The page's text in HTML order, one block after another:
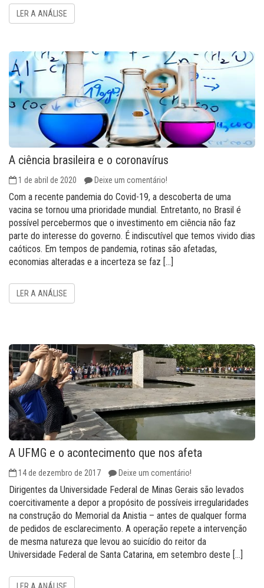
LER A ANÁLISE
A ciência brasileira e o coronavírus
1 de abril de 2020 Deixe um comentário!
Com a recente pandemia do Covid-19, a descoberta de uma
vacina se tornou uma prioridade mundial. Entretanto, no Brasil é
possível percebermos que o investimento em ciência não faz
parte do interesse do governo. É indiscutível que temos vivido dias
caóticos. Em tempos de pandemia, rotinas são afetadas,
economias alteradas e a incerteza se faz […]
LER A ANÁLISE
A UFMG e o acontecimento que nos afeta
14 de dezembro de 2017 Deixe um comentário!
Dirigentes da Universidade Federal de Minas Gerais são levados
coercitivamente a depor a propósito de possíveis irregularidades
na construção do Memorial da Anistia – antes de qualquer forma
de pedidos de esclarecimento. A operação repete a intervenção
de mesma natureza que levou ao suicídio do reitor da
Universidade Federal de Santa Catarina, em setembro deste […]